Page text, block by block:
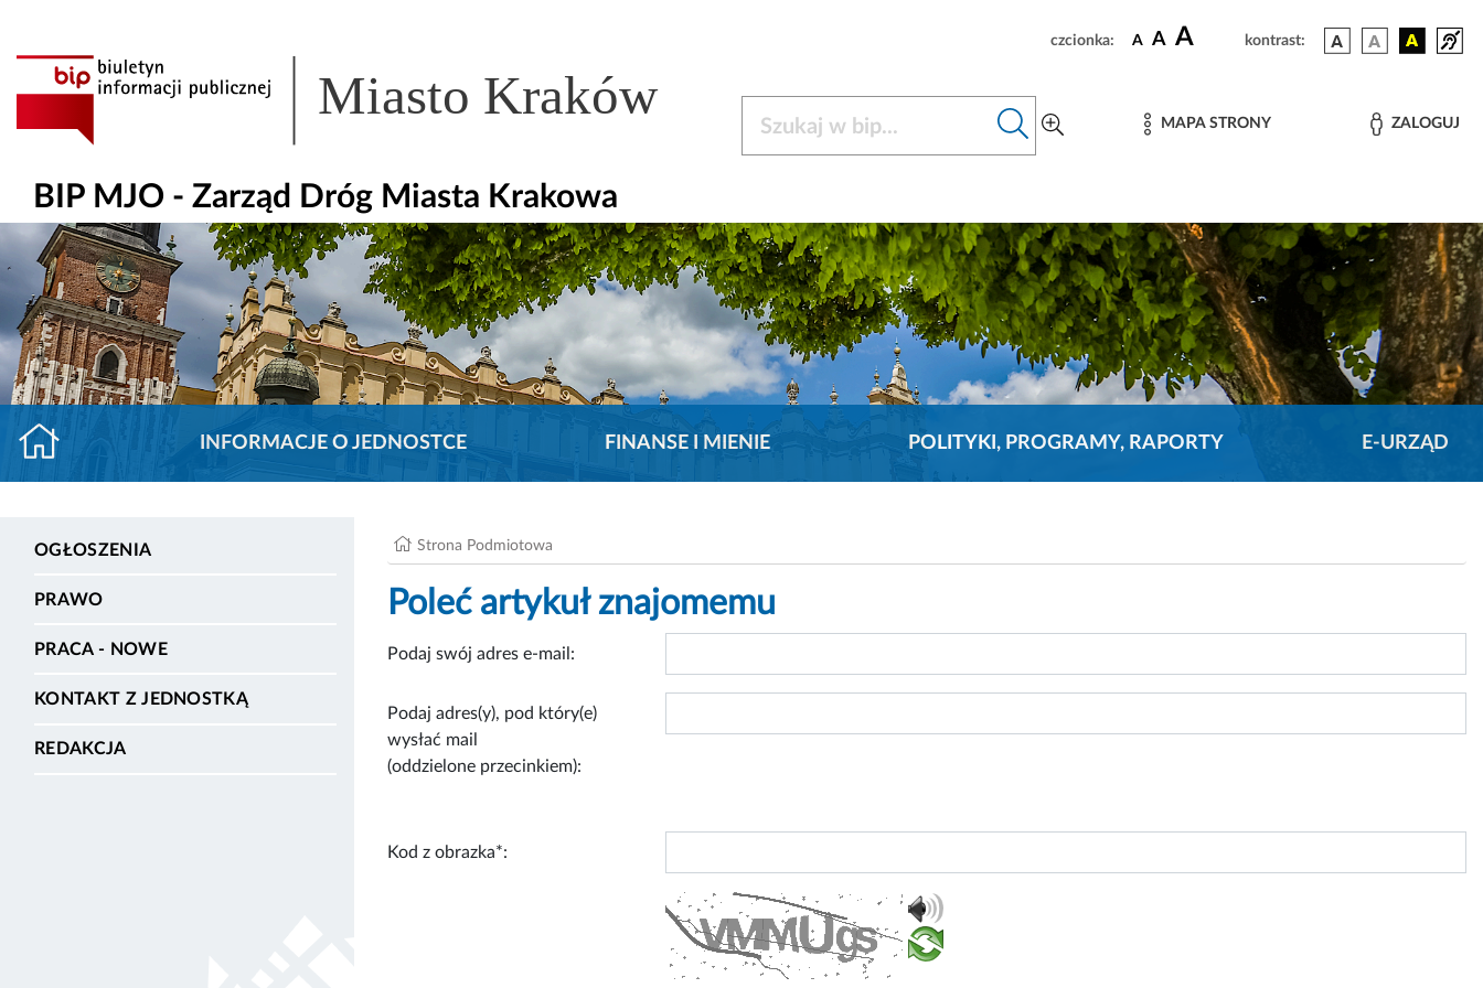
czcionka: A A A kontrast:
Miasto Kraków MAPA STRONY ZALOGUJ
BIP MJO - Zarząd Dróg Miasta Krakowa
INFORMACJE O JEDNOSTCE FINANSE I MIENIE POLITYKI, PROGRAMY, RAPORTY E-URZĄD
OGŁOSZENIA
PRAWO
PRACA - NOWE
KONTAKT Z JEDNOSTKĄ
REDAKCJA
Strona Podmiotowa
Poleć artykuł znajomemu
Podaj swój adres e-mail:
Podaj adres(y), pod który(e)
wysłać mail
(oddzielone przecinkiem):
Kod z obrazka*: